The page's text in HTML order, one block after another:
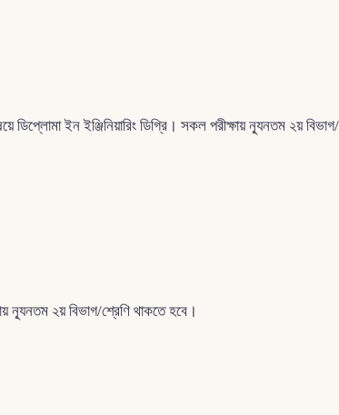
ইন ইঞ্জিনিয়ারিং ডিগ্রি। সকল পরীক্ষায় ন্যূনতম ২য়
ন্যূনতম ২য় বিভাগ/শ্রেণি থাকতে হবে।